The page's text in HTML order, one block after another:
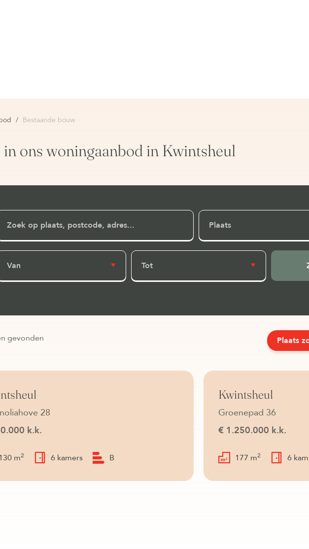
/ Bestaande bouw
in ons woningaanbod in Kwintsheul
Plaats
Van Tot
gevonden Plaats
28
k.k.
m2 6 kamers B
Verkocht
Kwintsheul
Groenepad 36
€ 1.250.000 k.k.
177 m2 6